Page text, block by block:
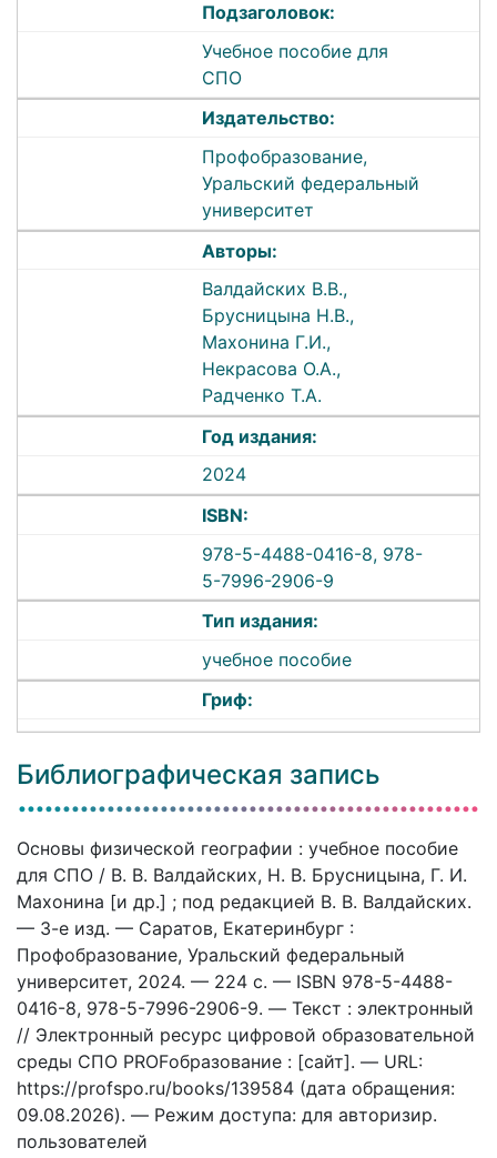
Подзаголовок:
Учебное пособие для
СПО
Издательство:
Профобразование,
Уральский федеральный
университет
Авторы:
Валдайских В.В.,
Брусницына Н.В.,
Махонина Г.И.,
Некрасова О.А.,
Радченко Т.А.
Год издания:
2024
ISBN:
978-5-4488-0416-8, 978-
5-7996-2906-9
Тип издания:
учебное пособие
Гриф:
Библиографическая запись
Основы физической географии : учебное пособие
для СПО / В. В. Валдайских, Н. В. Брусницына, Г. И.
Махонина [и др.] ; под редакцией В. В. Валдайских.
— 3-е изд. — Саратов, Екатеринбург :
Профобразование, Уральский федеральный
университет, 2024. — 224 c. — ISBN 978-5-4488-
0416-8, 978-5-7996-2906-9. — Текст : электронный
// Электронный ресурс цифровой образовательной
среды СПО PROFобразование : [сайт]. — URL:
https://profspo.ru/books/139584 (дата обращения:
09.08.2026). — Режим доступа: для авторизир.
пользователей